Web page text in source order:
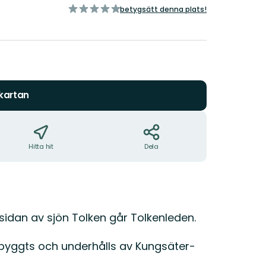
av
betygsätt denna plats!
Hitta hit Dela
av sjön Tolken går Tolkenleden.
och underhålls av Kungsäter-